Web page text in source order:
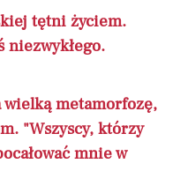
tętni życiem.
niezwykłego.
wielką metamorfozę,
"Wszyscy, którzy
mnie w